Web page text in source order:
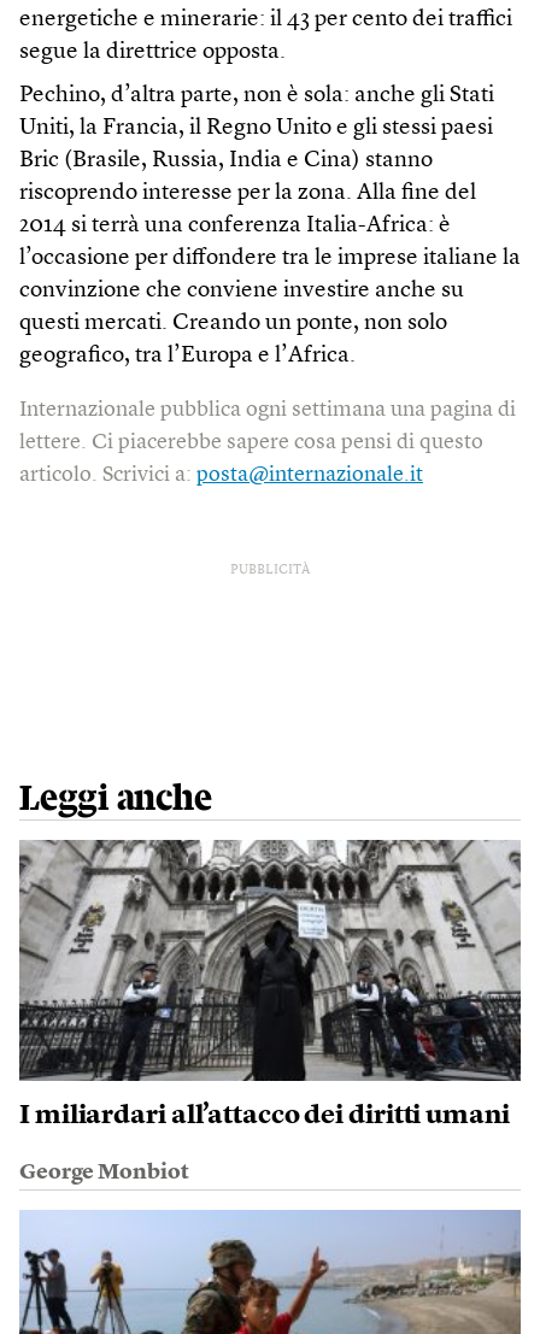
energetiche e minerarie: il 43 per cento dei traffici
segue la direttrice opposta.
Pechino, d’altra parte, non è sola: anche gli Stati
Uniti, la Francia, il Regno Unito e gli stessi paesi
Bric (Brasile, Russia, India e Cina) stanno
riscoprendo interesse per la zona. Alla fine del
2014 si terrà una conferenza Italia-Africa: è
l’occasione per diffondere tra le imprese italiane la
convinzione che conviene investire anche su
questi mercati. Crean­do un ponte, non solo
geografico, tra l’Europa e l’Africa.
Internazionale pubblica ogni settimana una pagina di
lettere. Ci piacerebbe sapere cosa pensi di questo
articolo. Scrivici a: posta@internazionale.it
PUBBLICITÀ
Leggi anche
I miliardari all’attacco dei diritti umani
George Monbiot